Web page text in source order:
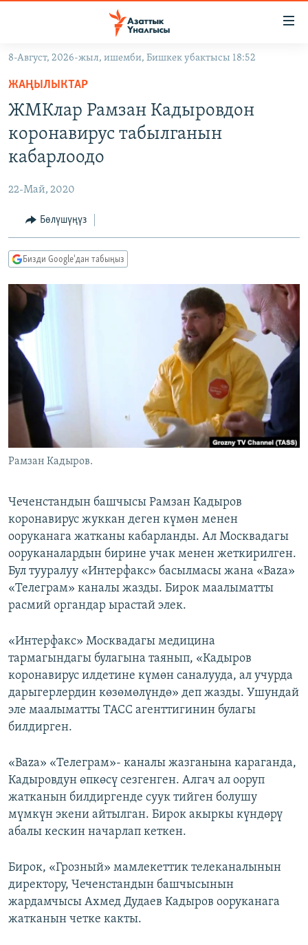
Навигацияга
өтүңүз
Издөөгө
салыңызКЫРГЫЗСТАН
САЯСАТ
МАДАНИЯТ
ДҮЙНӨ
УКРАИНА
ТВ ПРОГРАММАЛАР
БҮГҮН АЗАТТЫКТА
ДАНИСТЕ
ЭЖЕ-СИҢДИЛЕР
ЫҢГАЙСЫЗ СУРООЛОР
ПОДКАСТ
Русский
ОНЛАЙН ШЕРИНЕ
ЭЕ/АРнун бардык сайттары
8-Август, 2026-жыл, ишемби, Бишкек убактысы 18:52
ЖАҢЫЛЫКТАР
ЖМКлар Рамзан Кадыровдон
коронавирус табылганын
кабарлоодо
22-Май, 2020
Бөлүшүңүз
Бизди Google'дан табыңыз
Рамзан Кадыров.
Чеченстандын башчысы Рамзан Кадыров
коронавирус жуккан деген күмөн менен
ооруканага жатканы кабарланды. Ал Москвадагы
ооруканалардын бирине учак менен жеткирилген.
Бул тууралуу «Интерфакс» басылмасы жана «Baza»
«Телеграм» каналы жазды. Бирок маалыматты
расмий органдар ырастай элек.
«Интерфакс» Москвадагы медицина
тармагындагы булагына таянып, «Кадыров
коронавирус илдетине күмөн саналууда, ал учурда
дарыгерлердин көзөмөлүндө» деп жазды. Ушундай
эле маалыматты ТАСС агенттигинин булагы
билдирген.
«Baza» «Телеграм»- каналы жазганына караганда,
Кадыровдун өпкөсү сезгенген. Алгач ал ооруп
жатканын билдиргенде суук тийген болушу
мүмкүн экени айтылган. Бирок акыркы күндөрү
абалы кескин начарлап кеткен.
Бирок, «Грозный» мамлекеттик телеканалынын
директору, Чеченстандын башчысынын
жардамчысы Ахмед Дудаев Кадыров ооруканага
жатканын четке какты.